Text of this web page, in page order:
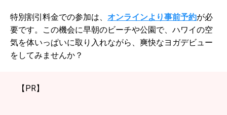
特別割引料金での参加は、 オンラインより事前予約が必
要です。この機会に早朝のビーチや公園で、ハワイの空
気を体いっぱいに取り入れながら、爽快なヨガデビュー
をしてみませんか？
【PR】